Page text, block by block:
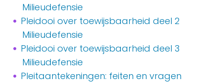
Milieudefensie
Pleidooi over toewijsbaarheid deel 2
Milieudefensie
Pleidooi over toewijsbaarheid deel 3
Milieudefensie
Pleitaantekeningen: feiten en vragen